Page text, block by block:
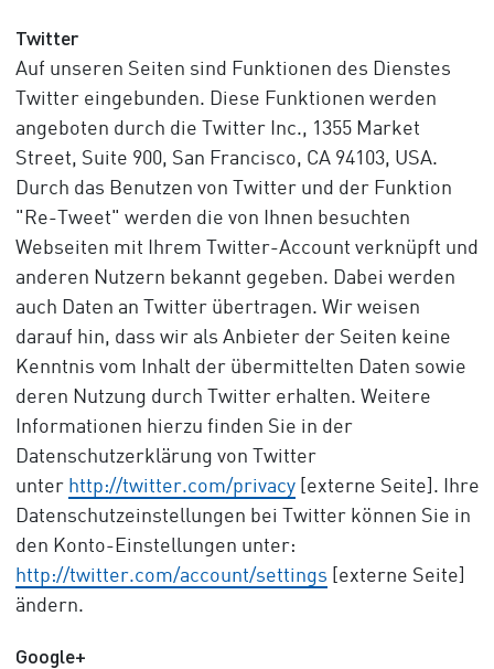
Twitter
Auf unseren Seiten sind Funktionen des Dienstes
Twitter eingebunden. Diese Funktionen werden
angeboten durch die Twitter Inc., 1355 Market
Street, Suite 900, San Francisco, CA 94103, USA.
Durch das Benutzen von Twitter und der Funktion
"Re-Tweet" werden die von Ihnen besuchten
Webseiten mit Ihrem Twitter-Account verknüpft und
anderen Nutzern bekannt gegeben. Dabei werden
auch Daten an Twitter übertragen. Wir weisen
darauf hin, dass wir als Anbieter der Seiten keine
Kenntnis vom Inhalt der übermittelten Daten sowie
deren Nutzung durch Twitter erhalten. Weitere
Informationen hierzu finden Sie in der
Datenschutzerklärung von Twitter
unter http://twitter.com/privacy[externe Seite]. Ihre
Datenschutzeinstellungen bei Twitter können Sie in
den Konto-Einstellungen unter:
http://twitter.com/account/settings [externe Seite]
ändern.
Google+